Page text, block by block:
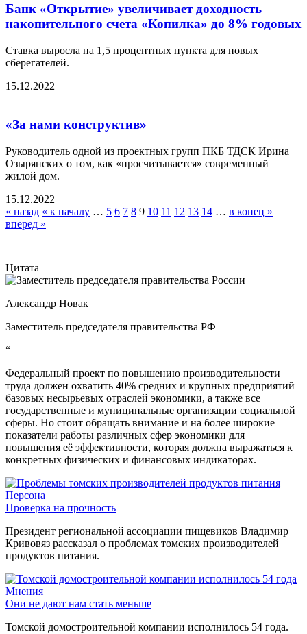
Банк «Открытие» увеличивает доходность
накопительного счета «Копилка» до 8% годовых
Ставка выросла на 1,5 процентных пункта для новых
сберегателей.
15.12.2022
«За нами конструктив»
Руководитель одной из проектных групп ПКБ ТДСК Ирина
Озырянских о том, как «просчитывается» современный
жилой дом.
15.12.2022
« назад « к началу … 5 6 7 8 9 10 11 12 13 14 … в конец »
вперед »
Цитата
Александр Новак
Заместитель председателя правительства РФ
“
Федеральный проект по повышению производительности
труда должен охватить 40% средних и крупных предприятий
базовых несырьевых отраслей экономики, а также все
государственные и муниципальные организации социальной
сферы. Но стоит обращать внимание и на более широкие
показатели работы различных сфер экономики для
повышения её эффективности, которая должна выражаться к
конкретных физических и финансовых индикаторах.
Персона
Проверка на прочность
Президент региональной ассоциации пищевиков Владимир
Кривовяз рассказал о проблемах томских производителей
продуктов питания.
Мнения
Они не дают нам стать меньше
Томской домостроительной компании исполнилось 54 года.